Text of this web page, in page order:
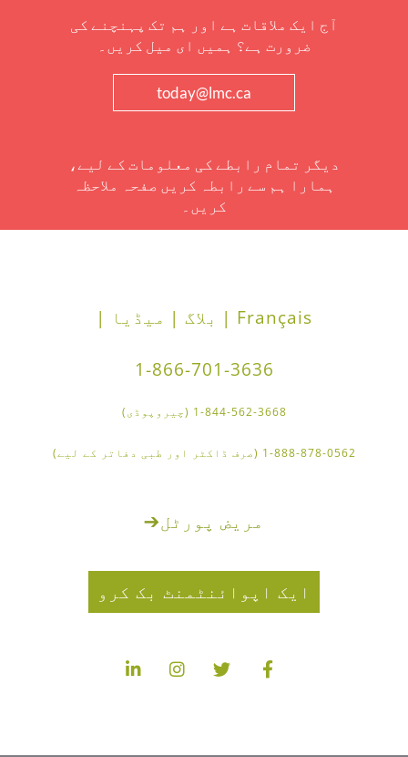
آج ایک ملاقات ہے اور ہم تک پہنچنے کی
ضرورت ہے؟ ہمیں ای میل کریں۔
today@lmc.ca
دیگر تمام رابطے کی معلومات کے لیے،
ہمارا ہم سے رابطہ کریں صفحہ ملاحظہ
کریں۔
Français | بلاگ | میڈیا |
1-866-701-3636
1-844-562-3668 (چیروپوڈی)
1-888-878-0562 (صرف ڈاکٹر اور طبی دفاتر کے لیے)
مریض پورٹل➔
ایک اپوائنٹمنٹ بک کرو